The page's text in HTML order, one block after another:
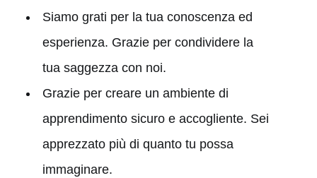
Siamo grati per la tua conoscenza ed
esperienza. Grazie per condividere la
tua saggezza con noi.
Grazie per creare un ambiente di
apprendimento sicuro e accogliente. Sei
apprezzato più di quanto tu possa
immaginare.